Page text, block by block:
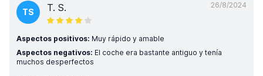
26/8/2024
TS T. S.
Aspectos positivos: Muy rápido y amable
Aspectos negativos: El coche era bastante antiguo y tenía
muchos desperfectos